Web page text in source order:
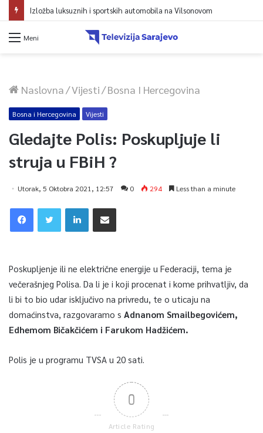
Izložba luksuznih i sportskih automobila na Vilsonovom
Meni
Naslovna/Vijesti/Bosna I Hercegovina
Bosna i Hercegovina Vijesti
Gledajte Polis: Poskupljuje li
struja u FBiH ?
Utorak, 5 Oktobra 2021, 12:57 0 294 Less than a minute
Poskupljenje ili ne električne energije u Federaciji, tema je
večerašnjeg Polisa. Da li je i koji procenat i kome prihvatljiv, da
li bi to bio udar isključivo na privredu, te o uticaju na
domaćinstva, razgovaramo s Adnanom Smailbegovićem,
Edhemom Bičakčićem i Farukom Hadžićem.
Polis je u programu TVSA u 20 sati.
0
Article Rating